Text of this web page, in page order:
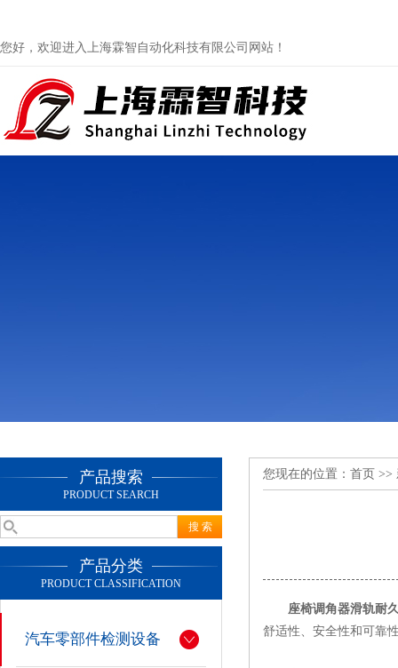
您好，欢迎进入上海霖智自动化科技有限公司网站！
产品搜索
PRODUCT SEARCH
产品分类
PRODUCT CLASSIFICATION
汽车零部件检测设备
您现在的位置： 首页 >>
座椅调角器滑轨耐
舒适性、安全性和可靠